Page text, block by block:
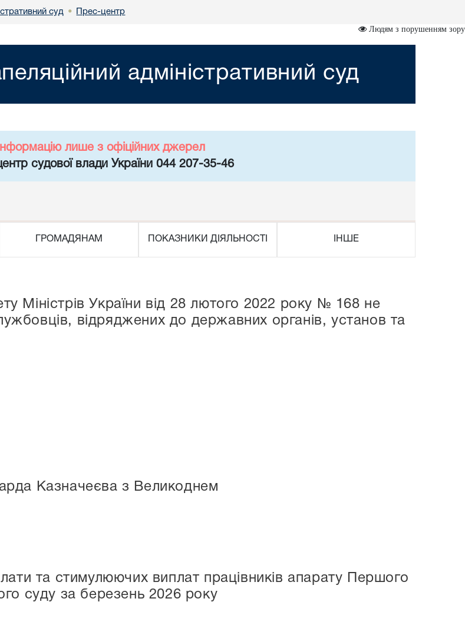
суд • Прес-центр
Людям з порушенням зору
адміністративний суд
лише з офіційних джерел
судової влади України 044 207-35-46
ГРОМАДЯНАМ ПОКАЗНИКИ ДІЯЛЬНОСТІ ІНШЕ
Міністрів України від 28 лютого 2022 року № 168 не
відряджених до державних органів, установ та
Казначеєва з Великоднем
та стимулюючих виплат працівників апарату Першого
суду за березень 2026 року